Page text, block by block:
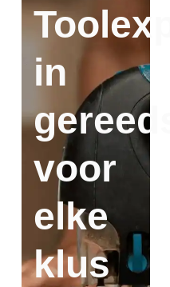
in
voor
elke
klus